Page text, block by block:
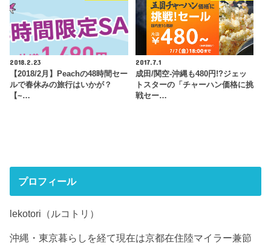
2018.2.23
【2018/2月】Peachの48時間セー
ルで春休みの旅行はいかが？
【~…
2017.7.1
成田/関空-沖縄も480円!?ジェッ
トスターの「チャーハン価格に挑
戦セー…
プロフィール
lekotori（ルコトリ）
沖縄・東京暮らしを経て現在は京都在住陸マイラー兼節